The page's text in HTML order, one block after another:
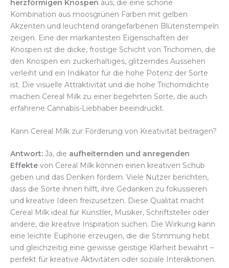
herzförmigen Knospen aus, die eine schöne
Kombination aus moosgrünen Farben mit gelben
Akzenten und leuchtend orangefarbenen Blütenstempeln
zeigen. Eine der markantesten Eigenschaften der
Knospen ist die dicke, frostige Schicht von Trichomen, die
den Knospen ein zuckerhaltiges, glitzerndes Aussehen
verleiht und ein Indikator für die hohe Potenz der Sorte
ist. Die visuelle Attraktivität und die hohe Trichomdichte
machen Cereal Milk zu einer begehrten Sorte, die auch
erfahrene Cannabis-Liebhaber beeindruckt.
Kann Cereal Milk zur Förderung von Kreativität beitragen?
Antwort: Ja, die aufheiternden und anregenden
Effekte von Cereal Milk können einen kreativen Schub
geben und das Denken fördern. Viele Nutzer berichten,
dass die Sorte ihnen hilft, ihre Gedanken zu fokussieren
und kreative Ideen freizusetzen. Diese Qualität macht
Cereal Milk ideal für Künstler, Musiker, Schriftsteller oder
andere, die kreative Inspiration suchen. Die Wirkung kann
eine leichte Euphorie erzeugen, die die Stimmung hebt
und gleichzeitig eine gewisse geistige Klarheit bewahrt –
perfekt für kreative Aktivitäten oder soziale Interaktionen.